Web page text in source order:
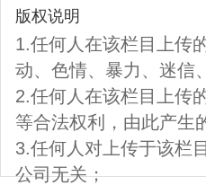
版权说明
1.任何人在该栏目上传
动、色情、暴力、迷信
2.任何人在该栏目上传
等合法权利，由此产生
3.任何人对上传于该栏
公司无关；